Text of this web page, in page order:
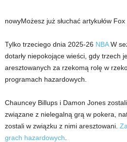
nowyMożesz już słuchać artykułów Fox
Tylko trzeciego dnia 2025-26 NBAW
dotarły niepokojące wieści, gdy trzech
aresztowanych za rzekomą rolę w
programach hazardowych.
Chauncey Billups i Damon Jones
związane z nielegalną grą w pokera,
zostali w związku z nimi aresztowani.
grach hazardowych